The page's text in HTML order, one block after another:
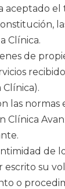
aceptado el
Clínica.
de
las normas
Clínica
de
escrito su
o